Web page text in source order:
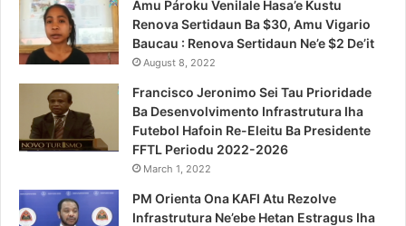
Amu Pároku Venilale Hasa’e Kustu
Renova Sertidaun Ba $30, Amu Vigario
Baucau : Renova Sertidaun Ne’e $2 De’it
August 8, 2022
Francisco Jeronimo Sei Tau Prioridade
Ba Desenvolvimento Infrastrutura Iha
Futebol Hafoin Re-Eleitu Ba Presidente
FFTL Periodu 2022-2026
March 1, 2022
PM Orienta Ona KAFI Atu Rezolve
Infrastrutura Ne’ebe Hetan Estragus Iha